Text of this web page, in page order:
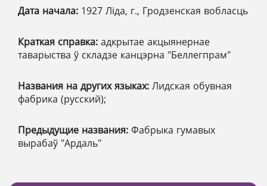
Дата начала: 1927 Ліда, г., Гродзенская вобласць
Краткая справка: адкрытае акцыянернае
таварыства ў складзе канцэрна "Беллегпрам"
Названия на других языках: Лидская обувная
фабрика (русский);
Предыдущие названия: Фабрыка гумавых
вырабаў "Ардаль"